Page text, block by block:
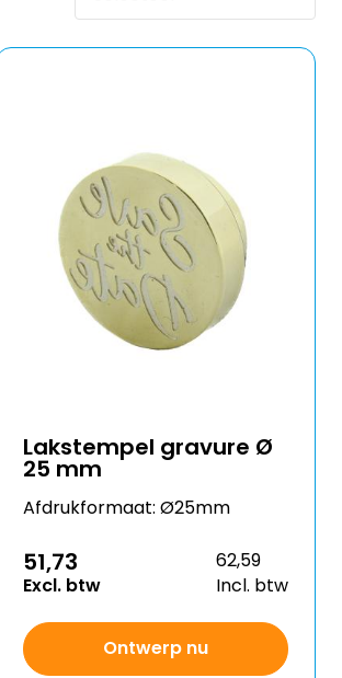
Lakstempel gravure Ø
25 mm
Afdrukformaat: Ø25mm
51,73
Excl. btw
62,59
Incl. btw
Ontwerp nu